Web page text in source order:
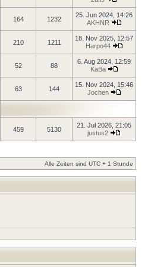
164 1232
25. Jun 2024, 14:26
AKHNR
210 1211
18. Nov 2025, 12:57
Harpo44
52 88
6. Aug 2024, 12:59
KaBa
63 144
15. Nov 2024, 15:46
Jochen
459 5130
21. Jul 2026, 21:05
justus2
Alle Zeiten sind UTC + 1 Stunde